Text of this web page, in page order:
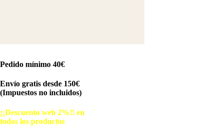
Pedido mínimo 40€
Envío gratis desde 150€
(Impuestos no incluidos)
¡¡Descuento web 2%!! en
todos los productos